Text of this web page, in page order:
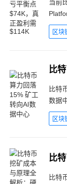
当前
区块
比
比特
数据
区块
比
比特